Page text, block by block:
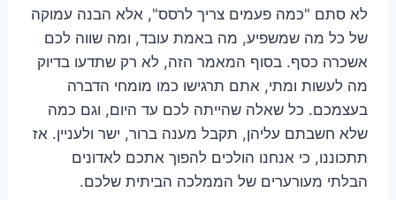
לא סתם "כמה פעמים צריך לרסס", אלא הבנה עמוקה
של כל מה שמשפיע, מה באמת עובד, ומה שווה לכם
אשכרה כסף. בסוף המאמר הזה, לא רק שתדעו בדיוק
מה לעשות ומתי, אתם תרגישו כמו מומחי הדברה
בעצמכם. כל שאלה שהייתה לכם עד היום, וגם כמה
שלא חשבתם עליהן, תקבל מענה ברור, ישר ולעניין. אז
תתכוננו, כי אנחנו הולכים להפוך אתכם לאדונים
הבלתי מעורערים של הממלכה הביתית שלכם.